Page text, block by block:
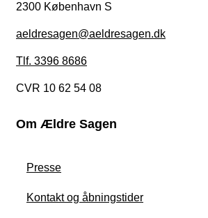
2300 København S
aeldresagen@aeldresagen.dk
Tlf. 3396 8686
CVR 10 62 54 08
Om Ældre Sagen
Presse
Kontakt og åbningstider